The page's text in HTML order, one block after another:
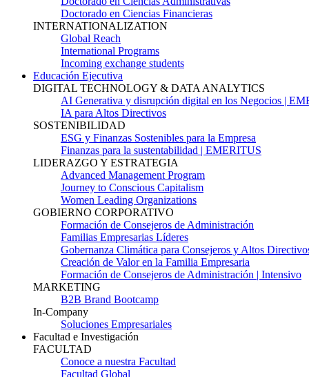
Doctorado en Ciencias Financieras
INTERNATIONALIZATION
Global Reach
International Programs
Incoming exchange students
Educación Ejecutiva
DIGITAL TECHNOLOGY & DATA ANALYTICS
AI Generativa y disrupción digital en los Negocios |
IA para Altos Directivos
SOSTENIBILIDAD
ESG y Finanzas Sostenibles para la Empresa
Finanzas para la sustentabilidad | EMERITUS
LIDERAZGO Y ESTRATEGIA
Advanced Management Program
Journey to Conscious Capitalism
Women Leading Organizations
GOBIERNO CORPORATIVO
Formación de Consejeros de Administración
Familias Empresarias Líderes
Gobernanza Climática para Consejeros y Altos
Creación de Valor en la Familia Empresaria
Formación de Consejeros de Administración | Intensivo
MARKETING
B2B Brand Bootcamp
In-Company
Soluciones Empresariales
Facultad e Investigación
FACULTAD
Conoce a nuestra Facultad
Facultad Global